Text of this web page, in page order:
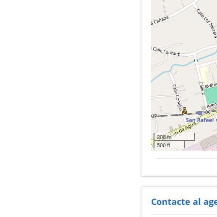
200 m
500 ft
Contacte al